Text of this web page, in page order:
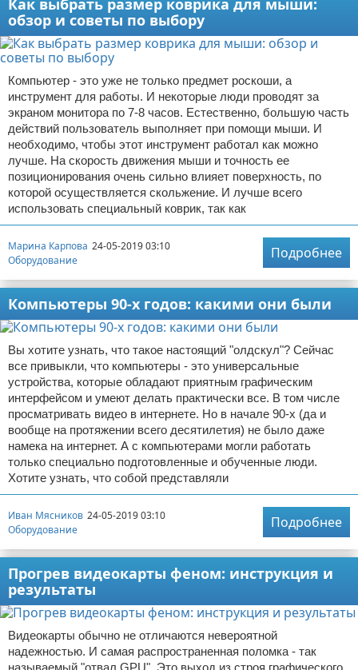
Как выбрать размер коврика для мыши:
обзор и советы по выбору
Компьютер - это уже не только предмет роскоши, а
инструмент для работы. И некоторые люди проводят за
экраном монитора по 7-8 часов. Естественно, большую часть
действий пользователь выполняет при помощи мыши. И
необходимо, чтобы этот инструмент работал как можно
лучше. На скорость движения мыши и точность ее
позиционирования очень сильно влияет поверхность, по
которой осуществляется скольжение. И лучше всего
использовать специальный коврик, так как
Марина Карпова 24-05-2019 03:10
Оборудование
Подробнее
Компьютеры 90-х годов: какими они были
Вы хотите узнать, что такое настоящий "олдскул"? Сейчас
все привыкли, что компьютеры - это универсальные
устройства, которые обладают приятным графическим
интерфейсом и умеют делать практически все. В том числе
просматривать видео в интернете. Но в начале 90-х (да и
вообще на протяжении всего десятилетия) не было даже
намека на интернет. А с компьютерами могли работать
только специально подготовленные и обученные люди.
Хотите узнать, что собой представляли
Иван Мясников 24-05-2019 03:10
Оборудование
Подробнее
Прогрев видеокарты феном: инструкция и
результаты
Видеокарты обычно не отличаются невероятной
надежностью. И самая распространенная поломка - так
называемый "отвал GPU". Это выход из строя графического